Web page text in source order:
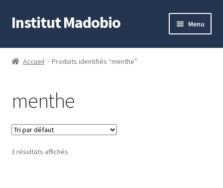
Aller
à
navigation
Aller
au
Institut Madobio Menu
Accueil
Mon compte
Panier
Validation de la commande
Accueil Produits identifiés “menthe”
menthe
3 résultats affichés